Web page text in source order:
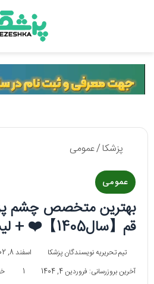
پزشکا/عمومی
عمومی
بهترین متخصص چشم
قم【سال1405】❤️ + لیست 10 تایی
تیم تحریریه نویسندگان پزشکا
اسفند 8, 1402
آخرین بروزرسانی: فروردین 4, 1404
1